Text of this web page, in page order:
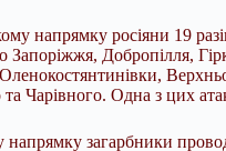
напрямку росіяни 19
Запоріжжя, Добропілля,
та Чарівного. Одна з цих
напрямку загарбники